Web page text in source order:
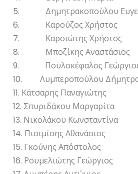
5. Δημητρακοπούλου
6. Καρούζος Χρήστος
7. Καρσιώτης Χρήστος
8. Μποζίκης Αναστάσιος
9. Πουλοκέφαλος
10. Λυμπεροπούλου
11. Κάτσαρης Παναγιώτης
12. Σπυριδάκου Μαργαρίτα
13. Νικολάκου Κωνσταντίνα
14. Πισιμίσης Αθανάσιος
15. Γκούνης Απόστολος
16. Ρουμελιώτης Γεώργιος